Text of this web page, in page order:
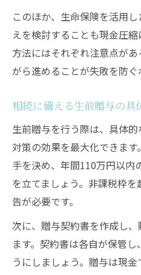
このほか、生命保険を活用
えを検討することも現金圧
方法にはそれぞれ注意点が
がら進めることが失敗を防ぐ
相続に備える生前贈与の具
生前贈与を行う際は、具体
対策の効果を最大化できま
手を決め、年間110万円以内
を立てましょう。非課税枠
告が必要です。
次に、贈与契約書を作成し
ます。契約書は各自が保管
うにしましょう。贈与は現